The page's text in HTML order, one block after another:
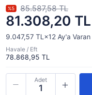
81.308,20 TL
%5 85.587,58 TL
9.047,57 TL×12 Ay'a Varan
Havale / Eft
78.868,95 TL
Adet